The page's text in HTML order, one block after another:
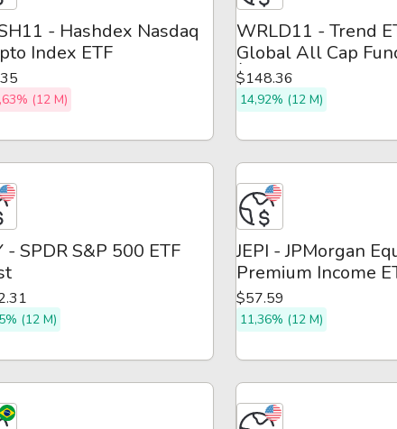
- Hashdex Nasdaq
Index ETF
(12 M)
WRLD11 - Trend
Global All Cap
Índice
$148.36
14,92% (12 M)
- SPDR S&P 500 ETF
(12 M)
JEPI - JPMorgan
Premium Income
$57.59
11,36% (12 M)